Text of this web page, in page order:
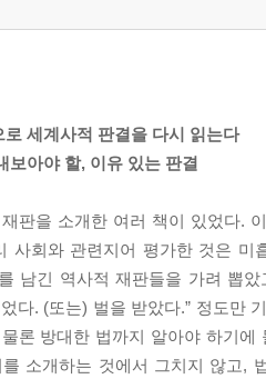
로 세계사적 판결을 다시 읽는다
보아야 할, 이유 있는 판결
판을 소개한 여러 책이 있었다.
사회와 관련지어 평가한 것은
남긴 역사적 재판들을 가려 뽑
다. (또는) 벌을 받았다.” 정도만
론 방대한 법까지 알아야 하기
소개하는 것에서 그치지 않고,